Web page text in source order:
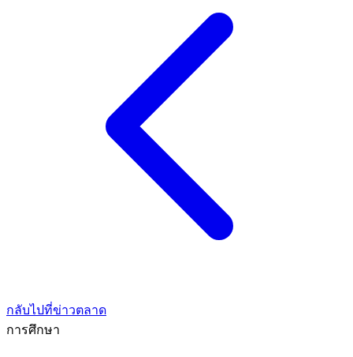
กลับไปที่ข่าวตลาด
การศึกษา